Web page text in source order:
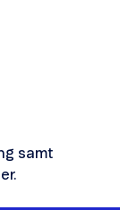
samt